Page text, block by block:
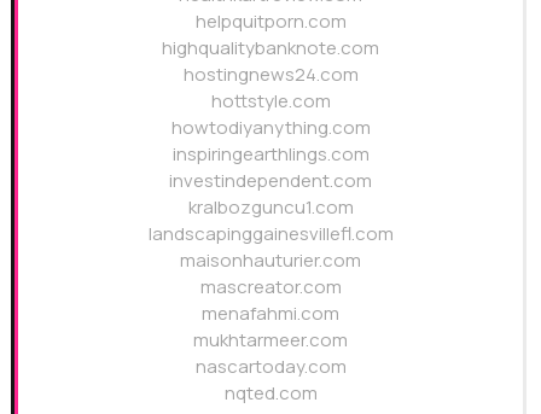
helpquitporn.com
highqualitybanknote.com
hostingnews24.com
hottstyle.com
howtodiyanything.com
inspiringearthlings.com
investindependent.com
kralbozguncu1.com
landscapinggainesvillefl.com
maisonhauturier.com
mascreator.com
menafahmi.com
mukhtarmeer.com
nascartoday.com
nqted.com